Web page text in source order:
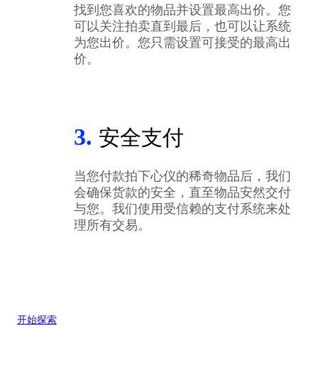
找到您喜欢的物品并设置最高出价。您
可以关注拍卖直到最后，也可以让系统
为您出价。您只需设置可接受的最高出
价。
3. 安全支付
当您付款拍下心仪的稀奇物品后，我们
会确保货款的安全，直至物品安然交付
与您。我们使用受信赖的支付系统来处
理所有交易。
开始探索